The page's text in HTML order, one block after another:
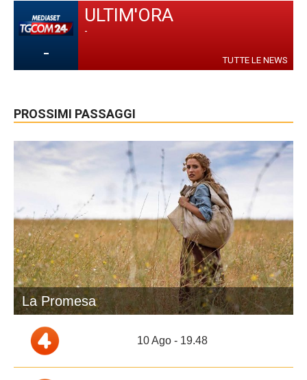
-
ULTIM'ORA
-
TUTTE LE NEWS
PROSSIMI PASSAGGI
La Promesa
10 Ago - 19.48